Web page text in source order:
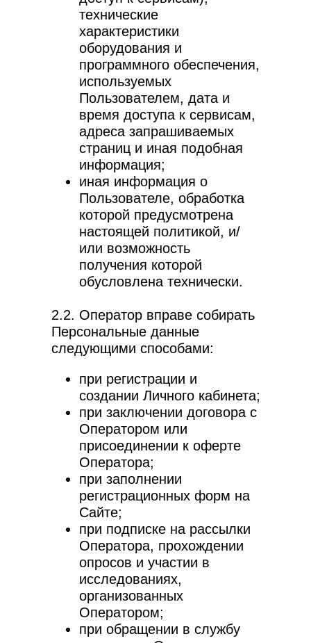
технические
характеристики
оборудования и
программного обеспечения,
используемых
Пользователем, дата и
время доступа к сервисам,
адреса запрашиваемых
страниц и иная подобная
информация;
иная информация о
Пользователе, обработка
которой предусмотрена
настоящей политикой, и/
или возможность
получения которой
обусловлена технически.
2.2. Оператор вправе собирать
Персональные данные
следующими способами:
при регистрации и
создании Личного кабинета;
при заключении договора с
Оператором или
присоединении к оферте
Оператора;
при заполнении
регистрационных форм на
Сайте;
при подписке на рассылки
Оператора, прохождении
опросов и участии в
исследованиях,
организованных
Оператором;
при обращении в службу